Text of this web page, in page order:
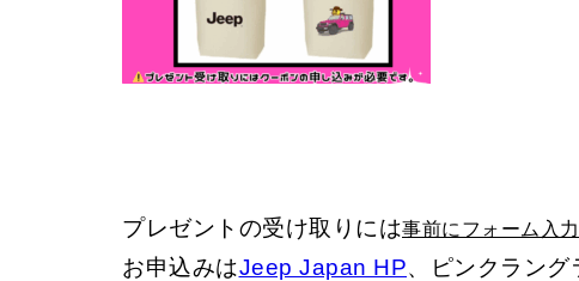
プレゼントの受け取りには事前にフォーム入力
お申込みはJeep Japan HP、ピンクラング